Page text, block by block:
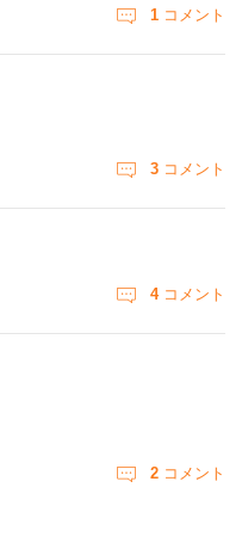
1 コメント
3 コメント
4コメント
2 コメント